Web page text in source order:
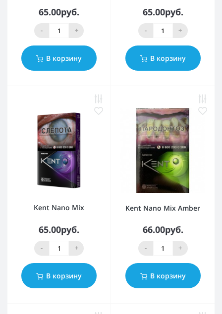
65.00руб.
- +
В корзину
65.00руб.
- +
В корзину
Kent Nano Mix
65.00руб.
- +
В корзину
Kent Nano Mix Amber
66.00руб.
- +
В корзину